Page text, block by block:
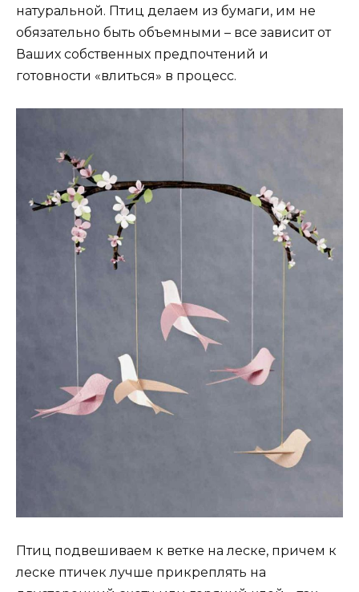
натуральной. Птиц делаем из бумаги, им не
обязательно быть объемными – все зависит от
Ваших собственных предпочтений и
готовности «влиться» в процесс.
Птиц подвешиваем к ветке на леске, причем к
леске птичек лучше прикреплять на